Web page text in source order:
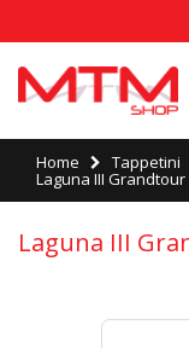
Home Tappetini
Laguna III Grandtour
Laguna III